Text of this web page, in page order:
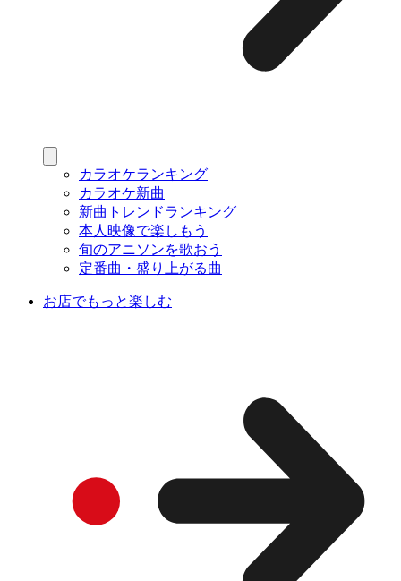
カラオケランキング
カラオケ新曲
新曲トレンドランキング
本人映像で楽しもう
旬のアニソンを歌おう
定番曲・盛り上がる曲
お店でもっと楽しむ